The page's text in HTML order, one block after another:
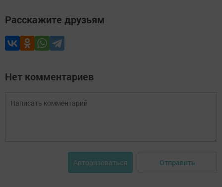
Расскажите друзьям
Нет комментариев
Авторизоваться Отправить